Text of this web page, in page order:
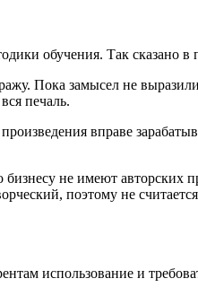
обучения. Так сказано
Пока замысел не
печаль.
вправе
не имеют
поэтому не
использование и